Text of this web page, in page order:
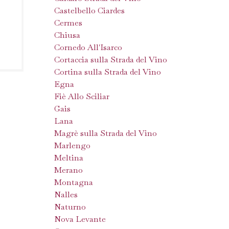
Castelbello Ciardes
Cermes
Chiusa
Cornedo All'Isarco
Cortaccia sulla Strada del Vino
Cortina sulla Strada del Vino
Egna
Fiè Allo Sciliar
Gais
Lana
Magrè sulla Strada del Vino
Marlengo
Meltina
Merano
Montagna
Nalles
Naturno
Nova Levante